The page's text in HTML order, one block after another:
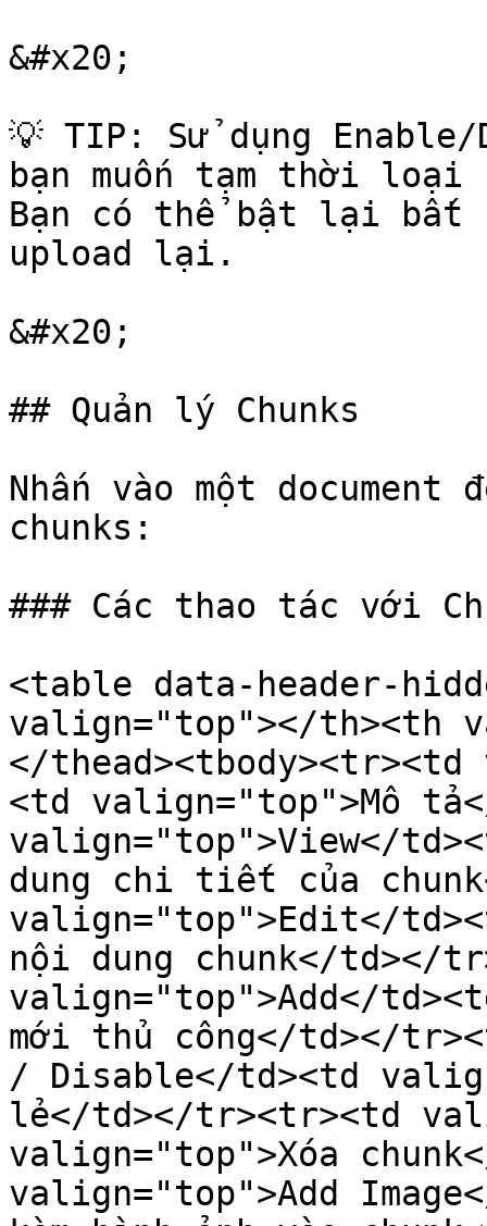
&#x20;
💡 TIP: Sử dụng
bạn muốn tạm thời
Bạn có thể bật lại bất
upload lại.
&#x20;
## Quản lý Chunks
Nhấn vào một document
chunks:
### Các thao tác với
<table data-header-
valign="top"></th><th
</
<td valign="top">Mô
valign="top">View</
dung chi tiết của
valign="top">Edit</
nội dung chunk</td></
valign="top">Add</
mới thủ công</td></
/ Disable</td><td
lẻ</td></tr><tr><td
valign="top">Xóa
valign="top">Add